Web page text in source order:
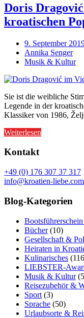
Doris
kroatischen
9. September
Annika Senger
Musik & Kultur
Sie ist die weibliche
Legende in der
Klassiker von 1986,
Weiterlesen
Kontakt
+49 (0) 176 307 37 317
info@kroatien-liebe.com
Blog-Kategorien
Bücher(10)
Gesellschaft &
Heiraten in
Kulinarisches
LIEBSTER-
Musik & Kultur
Reisezubehör &
Sport (3)
Sprache (50)
Urlaubsorte &